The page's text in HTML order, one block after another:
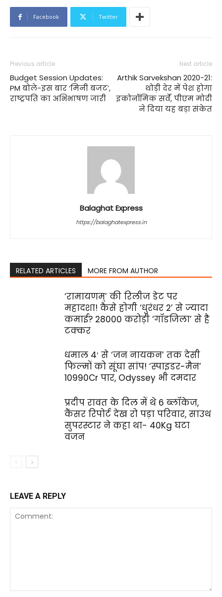
Facebook Twitter
Previous article
Budget Session Updates:
PM बोले-इस बार ‘मिनी बजट’,
राष्ट्रपति का अभिभाषण जारी
Next article
Arthik Sarvekshan 2020-21:
थोड़ी देर में पेश होगा
इकोनॉमिक सर्वे, पीएम मोदी
ने दिया यह बड़ा संकेत
Balaghat Express
https://balaghatexpress.in
RELATED ARTICLES MORE FROM AUTHOR
‘रामायणम्’ की रिलीज डेट पर
महादशा! कैसे होगी ‘धुरंधर 2’ से ज्यादा
कमाई? ₹28000 करोड़ी ‘गॉडजिला’ से है
टक्‍कर
धमाल 4′ से ‘जन नायकन’ तक देसी
फिल्‍मों को सूंघा सांप! ‘स्‍पाइडर-मैन’
₹10990Cr पार, Odyssey भी दमदार
प्रदीप रावत के दिल में थे 6 ब्लॉकेज,
कैंसर रिपोर्ट देख रो पड़ा परिवार, साउथ
सुपरस्‍टार ने कहा था- 40Kg घटा
वजन
LEAVE A REPLY